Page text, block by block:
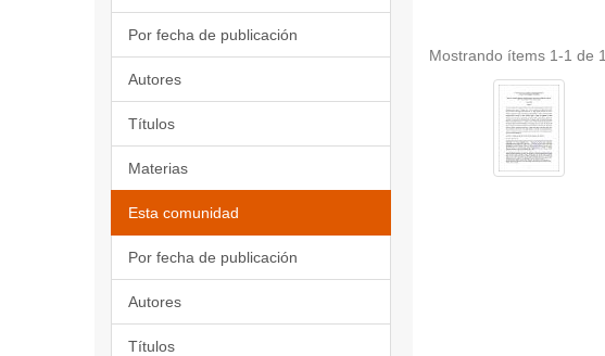
Por fecha de publicación
Autores
Títulos
Materias
Esta comunidad
Por fecha de publicación
Autores
Títulos
Mostrando ítems 1-1 de 1